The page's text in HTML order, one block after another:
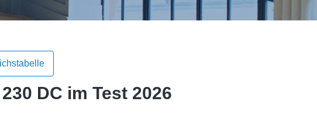
230 DC im Test 2026